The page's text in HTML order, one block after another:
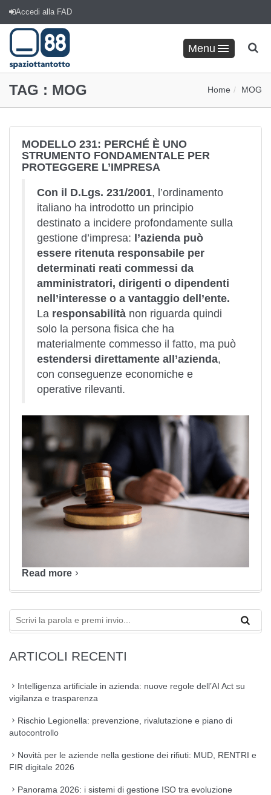
Accedi alla FAD
Menu
TAG : MOG Home MOG
MODELLO 231: PERCHÉ È UNO
STRUMENTO FONDAMENTALE PER
PROTEGGERE L’IMPRESA
Con il D.Lgs. 231/2001, l’ordinamento
italiano ha introdotto un principio
destinato a incidere profondamente sulla
gestione d’impresa: l’azienda può
essere ritenuta responsabile per
determinati reati commessi da
amministratori, dirigenti o dipendenti
nell’interesse o a vantaggio dell’ente.
La responsabilità non riguarda quindi
solo la persona fisica che ha
materialmente commesso il fatto, ma può
estendersi direttamente all’azienda,
con conseguenze economiche e
operative rilevanti.
Read more
ARTICOLI RECENTI
Intelligenza artificiale in azienda: nuove regole dell’AI Act su
vigilanza e trasparenza
Rischio Legionella: prevenzione, rivalutazione e piano di
autocontrollo
Novità per le aziende nella gestione dei rifiuti: MUD, RENTRI e
FIR digitale 2026
Panorama 2026: i sistemi di gestione ISO tra evoluzione